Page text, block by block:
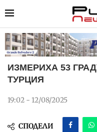
ИЗМЕРИХА 53
ТУРЦИЯ
19:02 - 12/08/2025
СПОДЕЛИ